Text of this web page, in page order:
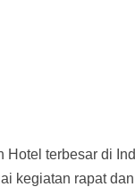
terbesar di
kegiatan rapat